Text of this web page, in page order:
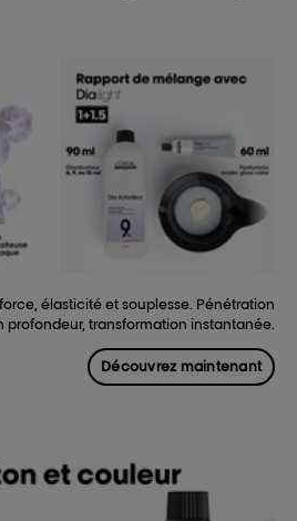
élasticité et souplesse. Pénétration
profondeur, transformation instantanée.
Découvrez maintenant